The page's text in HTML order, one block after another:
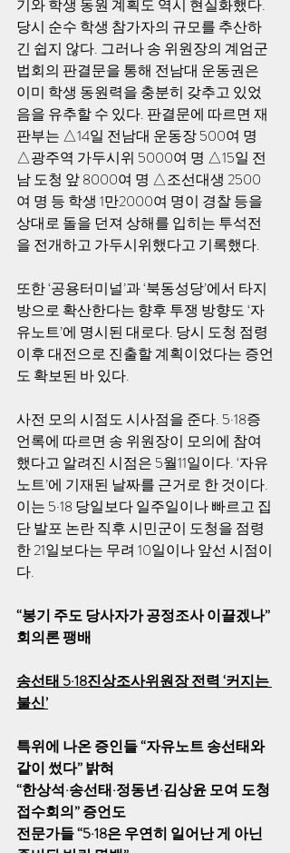
기와 학생 동원 계획도 역시 현실화했다.
당시 순수 학생 참가자의 규모를 추산하
긴 쉽지 않다. 그러나 송 위원장의 계엄군
법회의 판결문을 통해 전남대 운동권은
이미 학생 동원력을 충분히 갖추고 있었
음을 유추할 수 있다. 판결문에 따르면 재
판부는 △14일 전남대 운동장 500여 명
△광주역 가두시위 5000여 명 △15일 전
남 도청 앞 8000여 명 △조선대생 2500
여 명 등 학생 1만2000여 명이 경찰 등을
상대로 돌을 던져 상해를 입히는 투석전
을 전개하고 가두시위했다고 기록했다.
또한 ‘공용터미널’과 ‘북동성당’에서 타지
방으로 확산한다는 향후 투쟁 방향도 ‘자
유노트’에 명시된 대로다. 당시 도청 점령
이후 대전으로 진출할 계획이었다는 증언
도 확보된 바 있다.
사전 모의 시점도 시사점을 준다. 5·18증
언록에 따르면 송 위원장이 모의에 참여
했다고 알려진 시점은 5월11일이다. ‘자유
노트’에 기재된 날짜를 근거로 한 것이다.
이는 5·18 당일보다 일주일이나 빠르고 집
단 발포 논란 직후 시민군이 도청을 점령
한 21일보다는 무려 10일이나 앞선 시점이
다.
“봉기 주도 당사자가 공정조사 이끌겠나”
회의론 팽배
송선태 5·18진상조사위원장 전력 ‘커지는
불신’
특위에 나온 증인들 “자유노트 송선태와
같이 썼다” 밝혀
“한상석·송선태·정동년·김상윤 모여 도청
접수회의” 증언도
전문가들 “5·18은 우연히 일어난 게 아닌